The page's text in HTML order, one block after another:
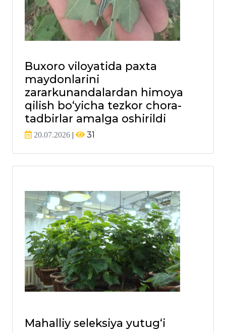
Buxoro viloyatida paxta
maydonlarini
zararkunandalardan himoya
qilish bo‘yicha tezkor chora-
tadbirlar amalga oshirildi
20.07.2026 | 31
Mahalliy seleksiya yutug‘i